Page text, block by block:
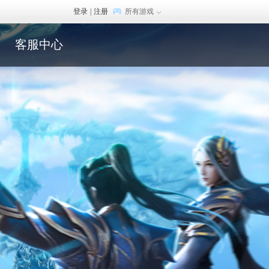
登录 注册 所有游戏
客服中心